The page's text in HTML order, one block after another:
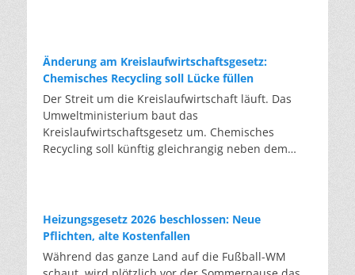
die Verfahren laufen heute deutlich schneller. Die
Halbjahresbilanz der Branche bestätigt dieses
Muster: So viele Windräder wie nie zuvor wurden
genehmigt, doch im ersten Halbjahr gingen netto
nur rund zwei Gigawatt ans Netz. Der Bestand
liegt damit bei etwa 70 Gigawatt. Das gesetzliche
Zwischenziel von 84 Gigawatt zum Jahresende ist
eine immer länger werdende Schlange baureifer
Projekte. Bis Jahresende dürfte sie nach
Branchenschätzungen ein Volumen erreichen, das
Änderung am Kreislaufwirtschaftsgesetz:
Chemisches Recycling soll Lücke füllen
Der Streit um die Kreislaufwirtschaft läuft. Das
Umweltministerium baut das
Kreislaufwirtschaftsgesetz um. Chemisches
Recycling soll künftig gleichrangig neben dem
Novelle des Kreislaufwirtschaftsgesetzes (KrWG)
in die Anhörung gegeben. Bis zum 7. August
haben Verbände und Länder die Möglichkeit,
Stellung zu nehmen. Im Januar 2027 soll das
Heizungsgesetz 2026 beschlossen: Neue
Pflichten, alte Kostenfallen
Während das ganze Land auf die Fußball-WM